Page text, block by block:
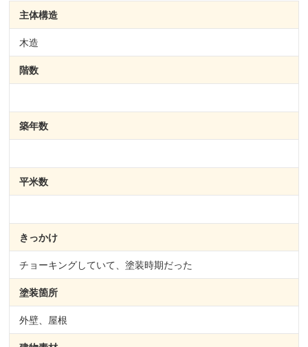
主体構造
木造
階数
築年数
平米数
きっかけ
チョーキングしていて、塗装時期だった
塗装箇所
外壁、屋根